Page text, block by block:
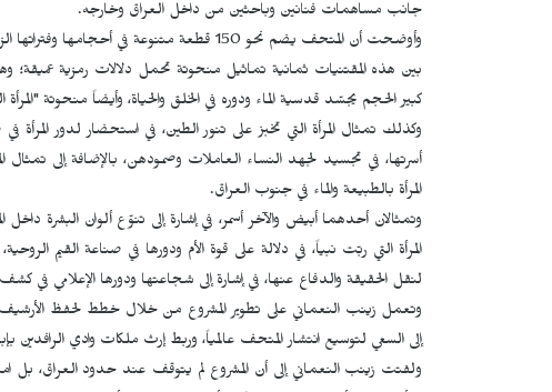
جانب مساهمات فنانين وباحثين من داخل العراق وخارجه.
وأوضحت أن المتحف يضم نحو 150 قطعة متنوعة في
بين هذه المقتنيات ثمانية تماثيل منحوتة تحمل دلالات رمزية عميقة؛ وهم
كبير الحجم يجسّد قدسية الماء ودوره في الخلق والحياة، وأيضاً منحوتة "المرأة
وكذلك تمثال المرأة التي تخبز على تنور الطين، في استحضار لدور المرأة
أسرتها، في تجسيد لجهد النساء العاملات وصمودهن، بالإضافة إلى تمثال
المرأة بالطبيعة والماء في جنوب العراق.
وتمثالان أحدهما أبيض والآخر أسمر، في إشارة إلى تنوّع ألوان البشرة
المرأة التي ربّت نبياً، في دلالة على قوة الأم ودورها في صناعة القيم
لنقل الحقيقة والدفاع عنها، في إشارة إلى شجاعتها ودورها الإعلامي في
وتعمل زينب النعماني على تطوير المشروع من خلال خطط لحفظ الأرشيف
إلى السعي لتوسيع انتشار المتحف عالمياً، وربط إرث ملكات وادي الرافدين
ولفتت زينب النعماني إلى أن المشروع لم يتوقف عند حدود العراق، بل